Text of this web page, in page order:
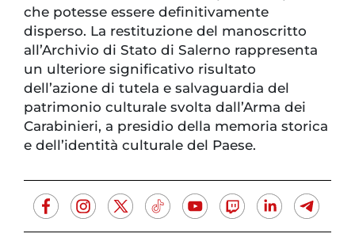
che potesse essere definitivamente
disperso. La restituzione del manoscritto
all’Archivio di Stato di Salerno rappresenta
un ulteriore significativo risultato
dell’azione di tutela e salvaguardia del
patrimonio culturale svolta dall’Arma dei
Carabinieri, a presidio della memoria storica
e dell’identità culturale del Paese.